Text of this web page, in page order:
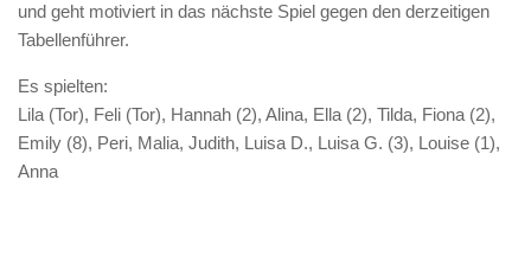
und geht motiviert in das nächste Spiel gegen den derzeitigen
Tabellenführer.
Es spielten:
Lila (Tor), Feli (Tor), Hannah (2), Alina, Ella (2), Tilda, Fiona (2),
Emily (8), Peri, Malia, Judith, Luisa D., Luisa G. (3), Louise (1),
Anna